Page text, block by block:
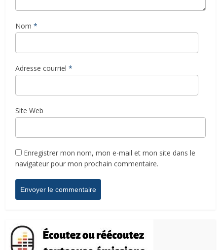
Nom *
Adresse courriel *
Site Web
Enregistrer mon nom, mon e-mail et mon site dans le
navigateur pour mon prochain commentaire.